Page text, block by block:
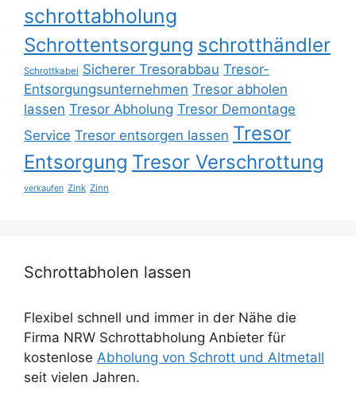
schrottabholung
Schrottentsorgung schrotthändler
Schrottkabel Sicherer Tresorabbau Tresor-
Entsorgungsunternehmen Tresor abholen
lassen Tresor Abholung Tresor Demontage
Service Tresor entsorgen lassen Tresor
Entsorgung Tresor Verschrottung
verkaufen Zink Zinn
Schrottabholen lassen
Flexibel schnell und immer in der Nähe die
Firma NRW Schrottabholung Anbieter für
kostenlose Abholung von Schrott und Altmetall
seit vielen Jahren.